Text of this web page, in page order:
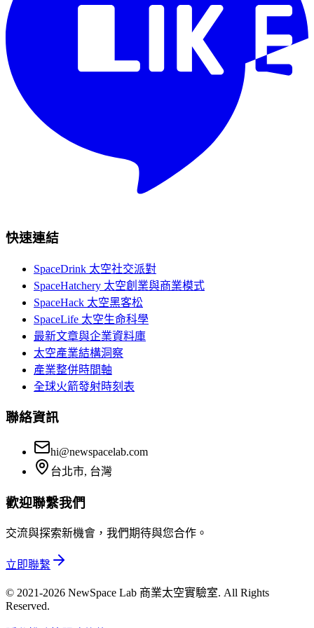
快速連結
SpaceDrink 太空社交派對
SpaceHatchery 太空創業與商業模式
SpaceHack 太空黑客松
SpaceLife 太空生命科學
最新文章與企業資料庫
太空產業結構洞察
產業整併時間軸
全球火箭發射時刻表
聯絡資訊
hi@newspacelab.com
台北市, 台灣
歡迎聯繫我們
交流與探索新機會，我們期待與您合作。
立即聯繫
© 2021-2026 NewSpace Lab 商業太空實驗室. All Rights
Reserved.